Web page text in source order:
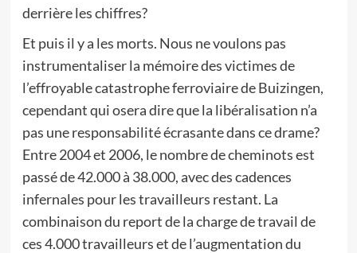
derrière les chiffres?
Et puis il y a les morts. Nous ne voulons pas
instrumentaliser la mémoire des victimes de
l’effroyable catastrophe ferroviaire de Buizingen,
cependant qui osera dire que la libéralisation n’a
pas une responsabilité écrasante dans ce drame?
Entre 2004 et 2006, le nombre de cheminots est
passé de 42.000 à 38.000, avec des cadences
infernales pour les travailleurs restant. La
combinaison du report de la charge de travail de
ces 4.000 travailleurs et de l’augmentation du